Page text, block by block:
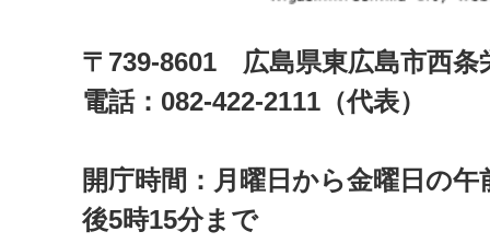
〒739-8601 広島県東広島市西
電話：082-422-2111（代表）
開庁時間：月曜日から金曜日の午
後5時15分まで